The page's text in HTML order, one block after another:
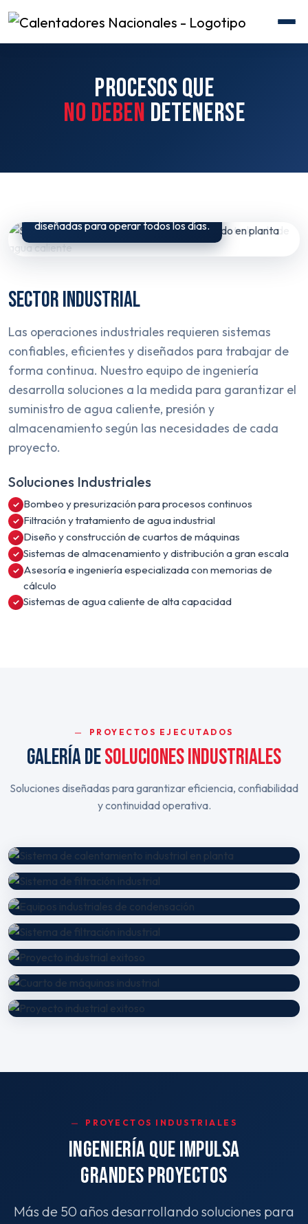
PROCESOS QUE
NO DEBEN DETENERSE
diseñadas para operar todos los días.
Sector industrial
Las operaciones industriales requieren sistemas
confiables, eficientes y diseñados para trabajar de
forma continua. Nuestro equipo de ingeniería
desarrolla soluciones a la medida para garantizar el
suministro de agua caliente, presión y
almacenamiento según las necesidades de cada
proyecto.
Soluciones Industriales
Bombeo y presurización para procesos continuos
Filtración y tratamiento de agua industrial
Diseño y construcción de cuartos de máquinas
Sistemas de almacenamiento y distribución a gran escala
Asesoría e ingeniería especializada con memorias de
cálculo
Sistemas de agua caliente de alta capacidad
PROYECTOS EJECUTADOS
GALERÍA DESOLUCIONES INDUSTRIALES
Soluciones diseñadas para garantizar eficiencia, confiabilidad
y continuidad operativa.
PROYECTOS INDUSTRIALES
INGENIERÍA QUE IMPULSA
GRANDES PROYECTOS
Más de 50 años desarrollando soluciones para